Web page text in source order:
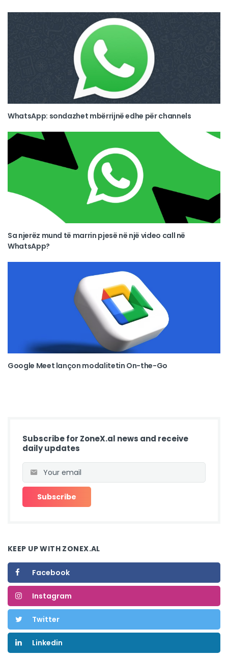
WhatsApp: sondazhet mbërrijnë edhe për channels
Sa njerëz mund të marrin pjesë në një video call në
WhatsApp?
Google Meet lançon modalitetin On-the-Go
Subscribe for ZoneX.al news and receive
daily updates
KEEP UP WITH ZONEX.AL
Facebook
Instagram
Twitter
Linkedin